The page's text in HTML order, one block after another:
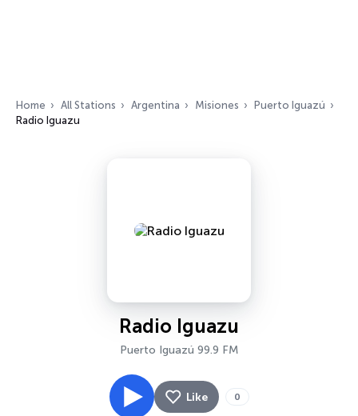
Home All Stations Argentina Misiones
Puerto Iguazú
Radio Iguazu
Radio Iguazu
Puerto Iguazú 99.9 FM
Like 0